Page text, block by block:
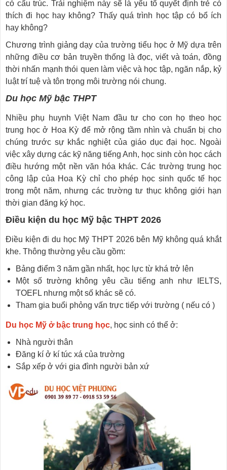
có cấu trúc. Trải nghiệm này sẽ là yếu tố quyết định trẻ có
thích đi học hay không? Thấy quá trình học tập có bổ ích
hay không?
Chương trình giảng dạy của trường tiểu học ở Mỹ dựa trên
những điều cơ bản truyền thống là đọc, viết và toán, đồng
thời nhấn mạnh thói quen làm việc và học tập, ngăn nắp, kỷ
luật trí tuệ và tôn trọng môi trường nói chung.
Du học Mỹ bậc THPT
Nhiều phụ huynh Việt Nam đầu tư cho con họ theo học
trung học ở Hoa Kỳ để mở rộng tầm nhìn và chuẩn bị cho
chúng trước sự khắc nghiệt của giáo dục đại học. Ngoài
việc xây dựng các kỹ năng tiếng Anh, học sinh còn học cách
điều hướng một nền văn hóa khác. Các trường trung học
công lập của Hoa Kỳ chỉ cho phép học sinh quốc tế học
trong một năm, nhưng các trường tư thục không giới hạn
thời gian đăng ký học.
Điều kiện du học Mỹ bậc THPT 2026
Điều kiện đi du học Mỹ THPT 2026 bên Mỹ không quá khắt
khe. Thông thường yêu cầu gồm:
Bảng điểm 3 năm gần nhất, học lực từ khá trở lên
Một số trường không yêu cầu tiếng anh như IELTS,
TOEFL nhưng một số khác sẽ có.
Tham gia buổi phỏng vấn trực tiếp với trường ( nếu có )
Du học Mỹ ở bậc trung học, học sinh có thể ở:
Nhà người thân
Đăng kí ở kí túc xá của trường
Sắp xếp ở với gia đình người bản xứ